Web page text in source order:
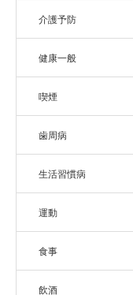
介護予防
健康一般
喫煙
歯周病
生活習慣病
運動
食事
飲酒